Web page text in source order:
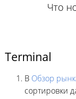
Что
Terminal
В Обзор
сортировки